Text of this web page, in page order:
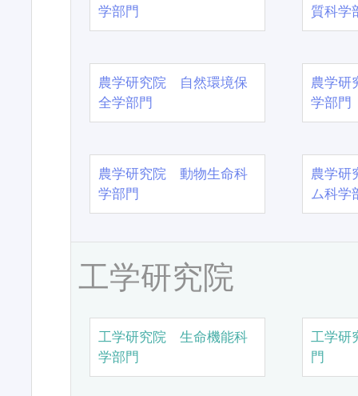
学部門
質科学
農学研究院 自然環境保
全学部門
農学
学部門
農学研究院 動物生命科
学部門
農学
ム科学
工学研究院
工学研究院 生命機能科
学部門
工学研
門